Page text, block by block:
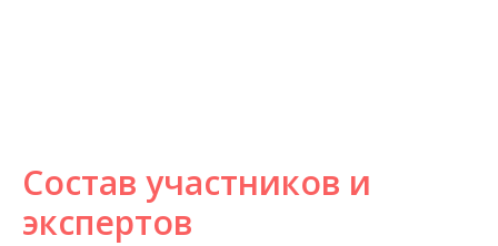
Состав участников и
экспертов